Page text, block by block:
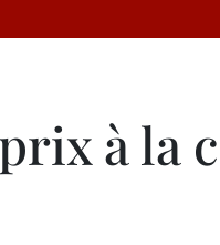
à la